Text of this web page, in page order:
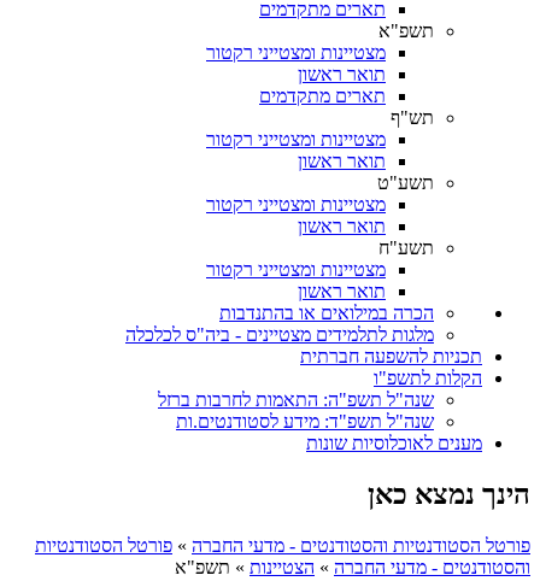
תארים מתקדמים
תשפ"א
מצטיינות ומצטייני רקטור
תואר ראשון
תארים מתקדמים
תש"ף
מצטיינות ומצטייני רקטור
תואר ראשון
תשע"ט
מצטיינות ומצטייני רקטור
תואר ראשון
תשע"ח
מצטיינות ומצטייני רקטור
תואר ראשון
הכרה במילואים או בהתנדבות
מלגות לתלמידים מצטיינים - ביה"ס לכלכלה
תכניות להשפעה חברתית
הקלות לתשפ"ו
שנה"ל תשפ"ה: התאמות לחרבות ברזל
שנה"ל תשפ"ד: מידע לסטודנטים.ות
מענים לאוכלוסיות שונות
הינך נמצא כאן
פורטל הסטודנטיות והסטודנטים - מדעי החברה » פורטל הסטודנטיות
והסטודנטים - מדעי החברה » הצטיינות » תשפ"א